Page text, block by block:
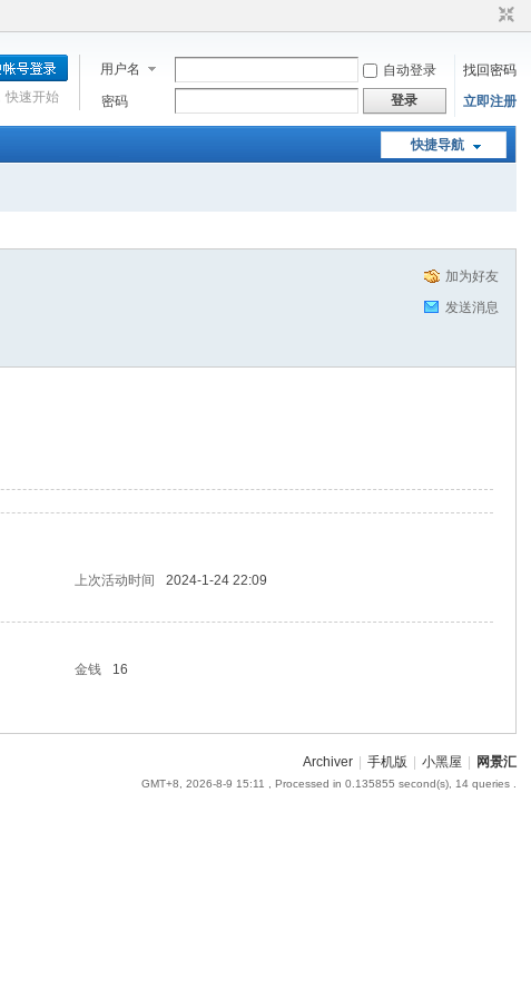
用户名 自动登录
找回密码
密码
登录 立即注册
快速开始
快捷导航
加为好友
发送消息
上次活动时间
2024-1-24 22:09
金钱
16
Archiver 手机版 小黑屋 网景汇
GMT+8, 2026-8-9 15:11 , Processed in 0.135855 second(s), 14 queries .